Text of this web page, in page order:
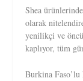
Shea
olarak
yenilikçi ve
kaplıyor, tüm
Burkina